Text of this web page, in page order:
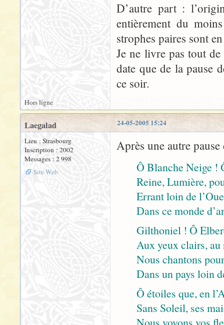
D’autre part :
entièrement du
strophes paires sont
Je ne livre pas tout
date que de la pause
ce soir.
Hors ligne
24-05-2005 15:24
Laegalad
Lieu : Strasbourg
Inscription : 2002
Messages : 2 998
Site Web
Après une autre
Ô Blanche Neige !
Reine, Lumière,
Errant loin de
Dans ce monde
Gilthoniel ! Ô
Aux yeux clairs, au
Nous chantons
Dans un pays loin
Ô étoiles que, en
Sans Soleil, ses